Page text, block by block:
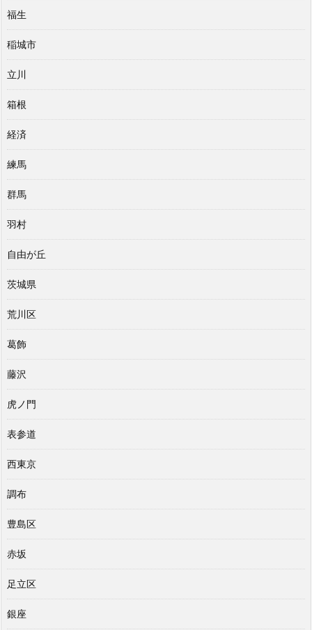
福生
稲城市
立川
箱根
経済
練馬
群馬
羽村
自由が丘
茨城県
荒川区
葛飾
藤沢
虎ノ門
表参道
西東京
調布
豊島区
赤坂
足立区
銀座